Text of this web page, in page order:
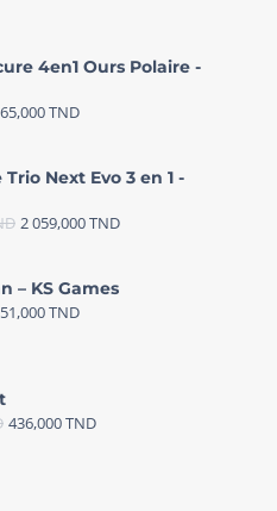
4en1 Ours Polaire -
65,000TND
Next Evo 3 en 1 -
2 059,000TND
– KS Games
51,000TND
436,000TND